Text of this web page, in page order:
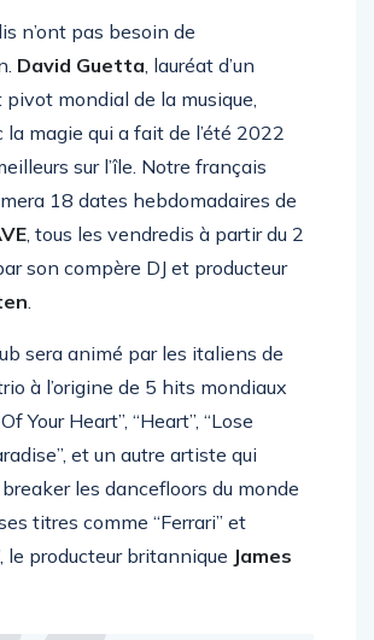
n’ont pas besoin de
David Guetta , lauréat d’un
pivot mondial de la musique,
magie qui a fait de l’été 2022
sur l’île. Notre français
18 dates hebdomadaires de
, tous les vendredis à partir du 2
son compère DJ et producteur
sera animé par les italiens de
trio à l’origine de 5 hits mondiaux
Your Heart”, “Heart”, “Lose
et un autre artiste qui
les dancefloors du monde
titres comme “Ferrari” et
le producteur britannique James